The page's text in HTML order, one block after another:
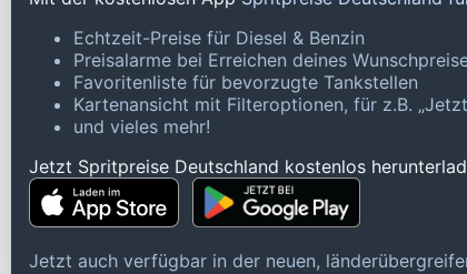
Echtzeit-Preise für Diesel & Benzin
Preisalarme bei Erreichen deines
Favoritenliste für bevorzugte Tankstellen
Kartenansicht mit Filteroptionen, für z.B.
und vieles mehr!
Jetzt Spritpreise Deutschland kostenlos
Jetzt auch verfügbar in der neuen,